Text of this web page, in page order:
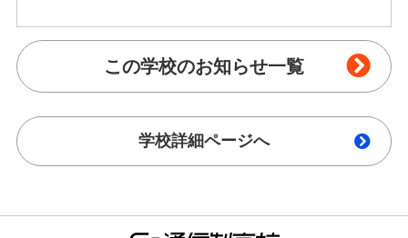
この学校のお知らせ一覧
学校詳細ページへ